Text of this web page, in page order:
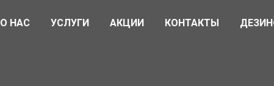
О НАС УСЛУГИ АКЦИИ КОНТАКТЫ